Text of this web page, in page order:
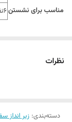
مناسب برای نشستن6نفر
نظرات
دسته‌بندی: زیر انداز